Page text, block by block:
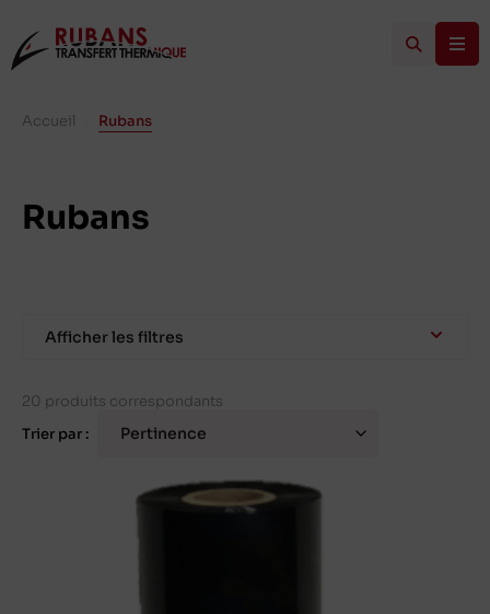
Rubans
Accueil Rubans
Afficher les filtres
20 produits correspondants
Trier par :